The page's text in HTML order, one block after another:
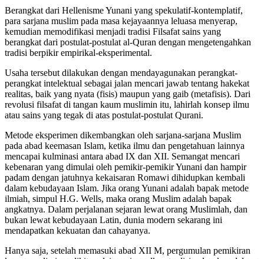
Berangkat dari Hellenisme Yunani yang spekulatif-kontemplatif,
para sarjana muslim pada masa kejayaannya leluasa menyerap,
kemudian memodifikasi menjadi tradisi Filsafat sains yang
berangkat dari postulat-postulat al-Quran dengan mengetengahkan
tradisi berpikir empirikal-eksperimental.
Usaha tersebut dilakukan dengan mendayagunakan perangkat-
perangkat intelektual sebagai jalan mencari jawab tentang hakekat
realitas, baik yang nyata (fisis) maupun yang gaib (metafisis). Dari
revolusi filsafat di tangan kaum muslimin itu, lahirlah konsep ilmu
atau sains yang tegak di atas postulat-postulat Qurani.
Metode eksperimen dikembangkan oleh sarjana-sarjana Muslim
pada abad keemasan Islam, ketika ilmu dan pengetahuan lainnya
mencapai kulminasi antara abad IX dan XII. Semangat mencari
kebenaran yang dimulai oleh pemikir-pemikir Yunani dan hampir
padam dengan jatuhnya kekaisaran Romawi dihidupkan kembali
dalam kebudayaan Islam. Jika orang Yunani adalah bapak metode
ilmiah, simpul H.G. Wells, maka orang Muslim adalah bapak
angkatnya. Dalam perjalanan sejaran lewat orang Muslimlah, dan
bukan lewat kebudayaan Latin, dunia modern sekarang ini
mendapatkan kekuatan dan cahayanya.
Hanya saja, setelah memasuki abad XII M, pergumulan pemikiran